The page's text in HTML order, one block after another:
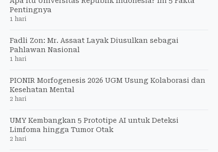
Pentingnya
1 hari
Fadli Zon: Mr. Assaat Layak Diusulkan sebagai
Pahlawan Nasional
1 hari
PIONIR Morfogenesis 2026 UGM Usung Kolaborasi dan
Kesehatan Mental
2 hari
UMY Kembangkan 5 Prototipe AI untuk Deteksi
Limfoma hingga Tumor Otak
2 hari